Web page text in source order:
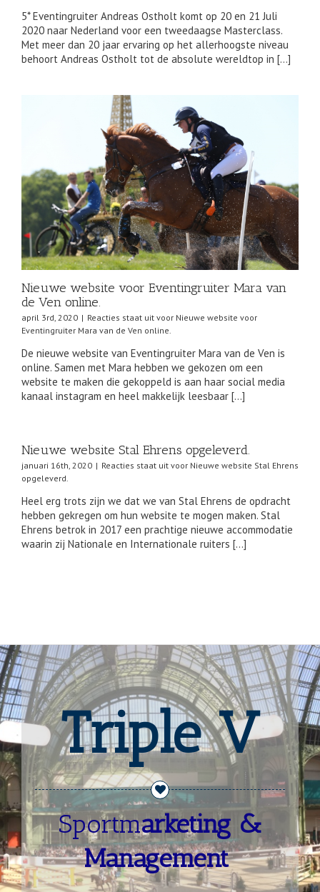
5* Eventingruiter Andreas Ostholt komt op 20 en 21 Juli
2020 naar Nederland voor een tweedaagse Masterclass.
Met meer dan 20 jaar ervaring op het allerhoogste niveau
behoort Andreas Ostholt tot de absolute wereldtop in […]
Nieuwe website voor Eventingruiter Mara van
de Ven online.
april 3rd, 2020 | Reacties staat uit voor Nieuwe website voor
Eventingruiter Mara van de Ven online.
De nieuwe website van Eventingruiter Mara van de Ven is
online. Samen met Mara hebben we gekozen om een
website te maken die gekoppeld is aan haar social media
kanaal instagram en heel makkelijk leesbaar […]
Nieuwe website Stal Ehrens opgeleverd.
januari 16th, 2020 | Reacties staat uit voor Nieuwe website Stal Ehrens
opgeleverd.
Heel erg trots zijn we dat we van Stal Ehrens de opdracht
hebben gekregen om hun website te mogen maken. Stal
Ehrens betrok in 2017 een prachtige nieuwe accommodatie
waarin zij Nationale en Internationale ruiters […]
Triple V
Sportmarketing &
Management